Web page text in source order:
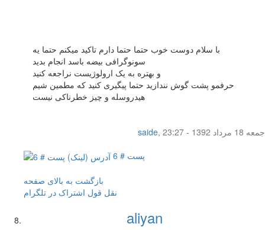
با سلام دوست خوب حتما حتما دارم تاکید میکنم حتما یه
سونوگرافی بیضه باسد انجام بدید
و بهتره به یک ارولوژیست نراجعه کنید
حرفمو پشت گوش نندازید حتما پیگیری کنید که مطمین شیم
هیدروسله و چیز خطرناکی نیست
saide,
جمعه 18 مرداد 1392 - 23:27
پست # 6
بازگشت به بالای صفحه
نقل قول اشتراک در تلگرام
aliyan